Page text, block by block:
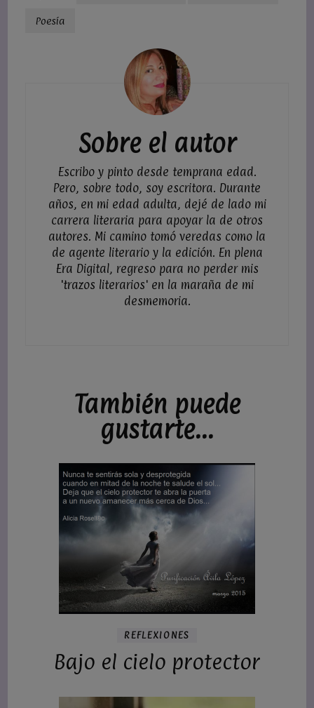
Poesía
Sobre el autor
Escribo y pinto desde temprana edad.
Pero, sobre todo, soy escritora. Durante
años, en mi edad adulta, dejé de lado mi
carrera literaria para apoyar la de otros
autores. Mi camino tomó veredas como la
de agente literario y la edición. En plena
Era Digital, regreso para no perder mis
'trazos literarios' en la maraña de mi
desmemoria.
También puede
gustarte...
REFLEXIONES
Bajo el cielo protector